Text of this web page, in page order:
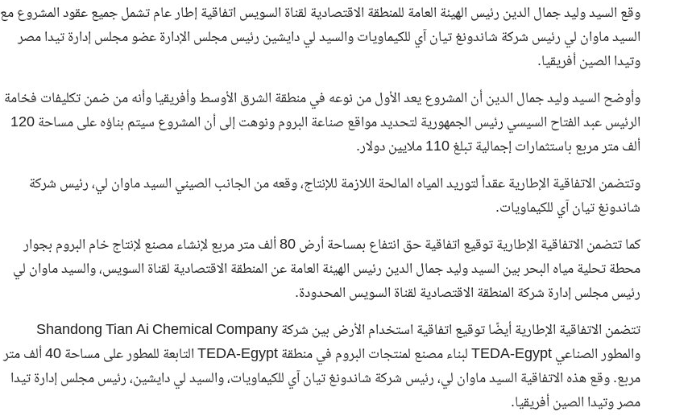
وقع السيد وليد جمال الدين رئيس الهيئة العامة للمنطقة الاقتصادية لقناة السويس اتفاقية إطار عام تشمل جميع عقود المشروع مع
السيد ماوان لي رئيس شركة شاندونغ تيان آي للكيماويات والسيد لي دايشين رئيس مجلس الإدارة عضو مجلس إدارة تيدا مصر
وتيدا الصين أفريقيا.
وأوضح السيد وليد جمال الدين أن المشروع يعد الأول من نوعه في منطقة الشرق الأوسط وأفريقيا وأنه من ضمن تكليفات فخامة
الرئيس عبد الفتاح السيسي رئيس الجمهورية لتحديد مواقع صناعة البروم ونوهت إلى أن المشروع سيتم بناؤه على مساحة 120
ألف متر مربع باستثمارات إجمالية تبلغ 110 ملايين دولار.
وتتضمن الاتفاقية الإطارية عقداً لتوريد المياه المالحة اللازمة للإنتاج، وقعه من الجانب الصيني السيد ماوان لي، رئيس شركة
شاندونغ تيان آي للكيماويات.
كما تتضمن الاتفاقية الإطارية توقيع اتفاقية حق انتفاع بمساحة أرض 80 ألف متر مربع لإنشاء مصنع لإنتاج خام البروم بجوار
محطة تحلية مياه البحر بين السيد وليد جمال الدين رئيس الهيئة العامة عن المنطقة الاقتصادية لقناة السويس، والسيد ماوان لي
رئيس مجلس إدارة شركة المنطقة الاقتصادية لقناة السويس المحدودة.
تتضمن الاتفاقية الإطارية أيضًا توقيع اتفاقية استخدام الأرض بين شركة Shandong Tian Ai Chemical Company
والمطور الصناعي TEDA-Egypt لبناء مصنع لمنتجات البروم في منطقة TEDA-Egypt التابعة للمطور على مساحة 40 ألف متر
مربع. وقع هذه الاتفاقية السيد ماوان لي، رئيس شركة شاندونغ تيان آي للكيماويات، والسيد لي دايشين، رئيس مجلس إدارة تيدا
مصر وتيدا الصين أفريقيا.